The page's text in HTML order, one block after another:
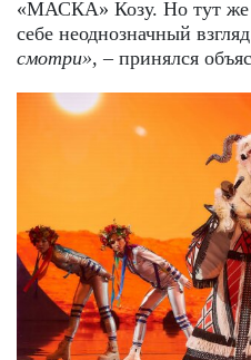
«МАСКА» Козу. Но тут же
себе неоднозначный
смотри»,– принялся